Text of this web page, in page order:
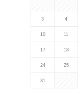
3 4
10 11
17 18
24 25
31